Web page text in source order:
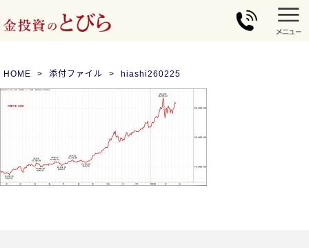
HOME 添付ファイル hiashi260225